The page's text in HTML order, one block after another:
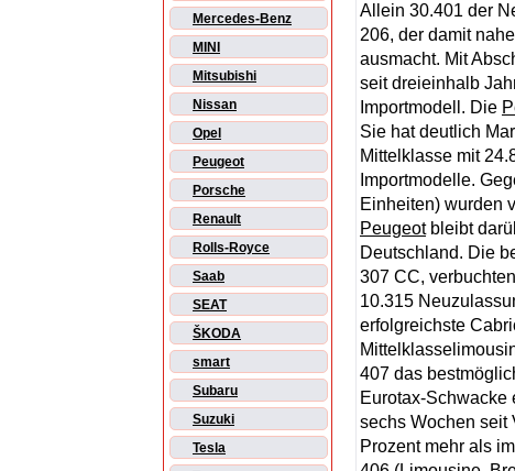
Mercedes-Benz
MINI
Mitsubishi
Nissan
Opel
Peugeot
Porsche
Renault
Rolls-Royce
Saab
SEAT
ŠKODA
smart
Subaru
Suzuki
Tesla
Allein 30.401 der
206, der damit
ausmacht. Mit
seit dreieinhalb
Importmodell. Die
Sie hat deutlich
Mittelklasse mit
Importmodelle.
Einheiten) wurden
Peugeotbleibt
Deutschland. Die
307 CC,
10.315
erfolgreichste
407 das
Eurotax-Schwacke
sechs Wochen seit
Prozent mehr als